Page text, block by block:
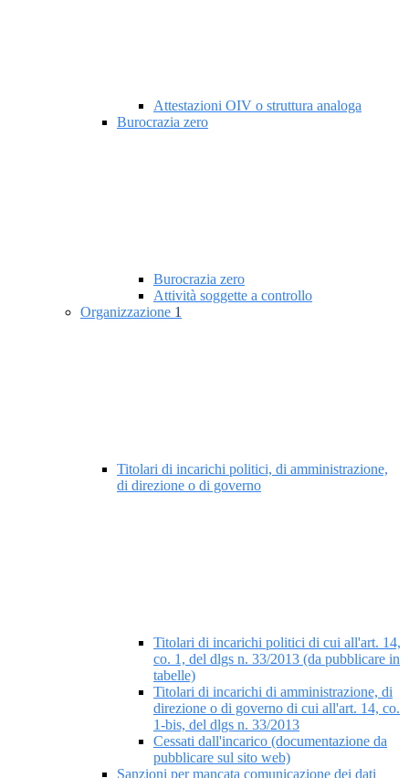
Attestazioni OIV o struttura analoga
Burocrazia zero
Burocrazia zero
Attività soggette a controllo
Organizzazione 1
Titolari di incarichi politici, di amministrazione,
di direzione o di governo
Titolari di incarichi politici di cui all'art. 14,
co. 1, del dlgs n. 33/2013 (da pubblicare in
tabelle)
Titolari di incarichi di amministrazione, di
direzione o di governo di cui all'art. 14, co.
1-bis, del dlgs n. 33/2013
Cessati dall'incarico (documentazione da
pubblicare sul sito web)
Sanzioni per mancata comunicazione dei dati